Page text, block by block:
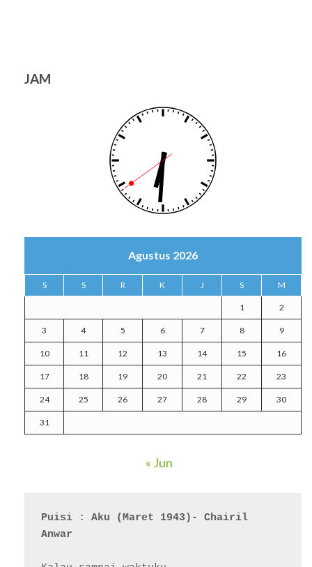
JAM
Agustus 2026
S S R K J S M
1 2
3 4 5 6 7 8 9
10 11 12 13 14 15 16
17 18 19 20 21 22 23
24 25 26 27 28 29 30
31
« Jun
Puisi : Aku (Maret 1943)- Chairil
Anwar